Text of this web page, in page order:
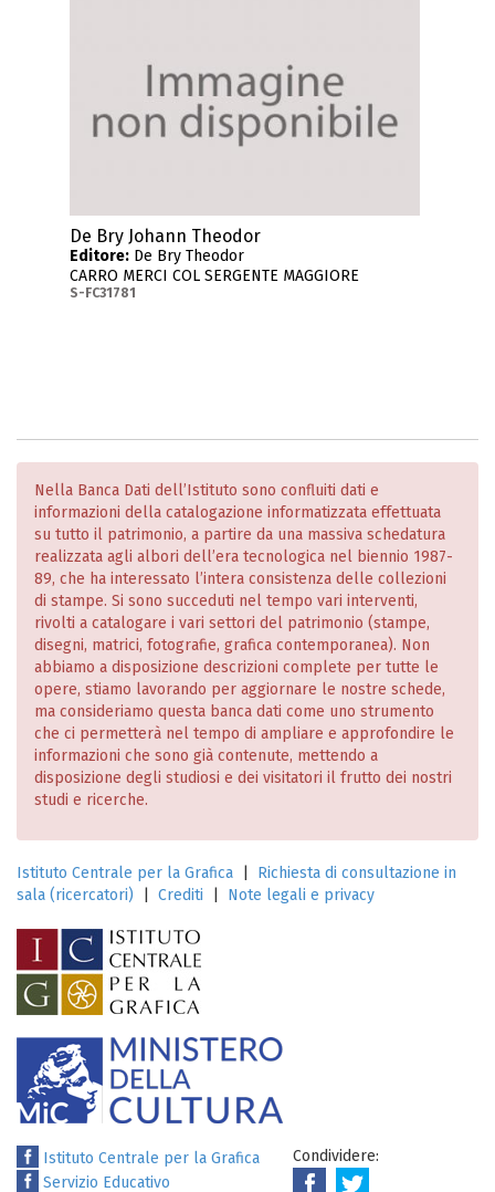
De Bry Johann Theodor
Editore: De Bry Theodor
CARRO MERCI COL SERGENTE MAGGIORE
S-FC31781
Nella Banca Dati dell’Istituto sono confluiti dati e
informazioni della catalogazione informatizzata effettuata
su tutto il patrimonio, a partire da una massiva schedatura
realizzata agli albori dell’era tecnologica nel biennio 1987-
89, che ha interessato l’intera consistenza delle collezioni
di stampe. Si sono succeduti nel tempo vari interventi,
rivolti a catalogare i vari settori del patrimonio (stampe,
disegni, matrici, fotografie, grafica contemporanea). Non
abbiamo a disposizione descrizioni complete per tutte le
opere, stiamo lavorando per aggiornare le nostre schede,
ma consideriamo questa banca dati come uno strumento
che ci permetterà nel tempo di ampliare e approfondire le
informazioni che sono già contenute, mettendo a
disposizione degli studiosi e dei visitatori il frutto dei nostri
studi e ricerche.
Istituto Centrale per la Grafica
Richiesta di consultazione in
sala (ricercatori)
Crediti Note legali e privacy
Istituto Centrale per la Grafica
Servizio Educativo
Condividere: